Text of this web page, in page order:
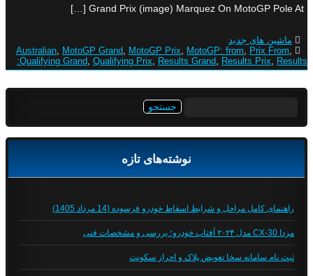
Grand Prix (image) Marquez On MotoGP Pole At […]
ماشین های جدید
Australian, MotoGP Grand, MotoGP Prix, MotoGP: from, Prix From,
Qualifying Grand, Qualifying Prix, Results Grand, Results Prix, Results:
نوشته‌های تازه
راهنمای کامل مراحل و شرایط اسقاط خودرو فرسوده (14 مرداد 1405)
مزدا CX-30 مدل ۲۰۲۴ آفتاب خودرو؛ بررسی و مشخصات فنی
ثبت نام سامانه سخا تعویض پلاک و احراز سکونت